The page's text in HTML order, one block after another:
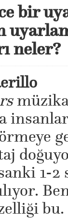
bir
neler?
1-2
bu.